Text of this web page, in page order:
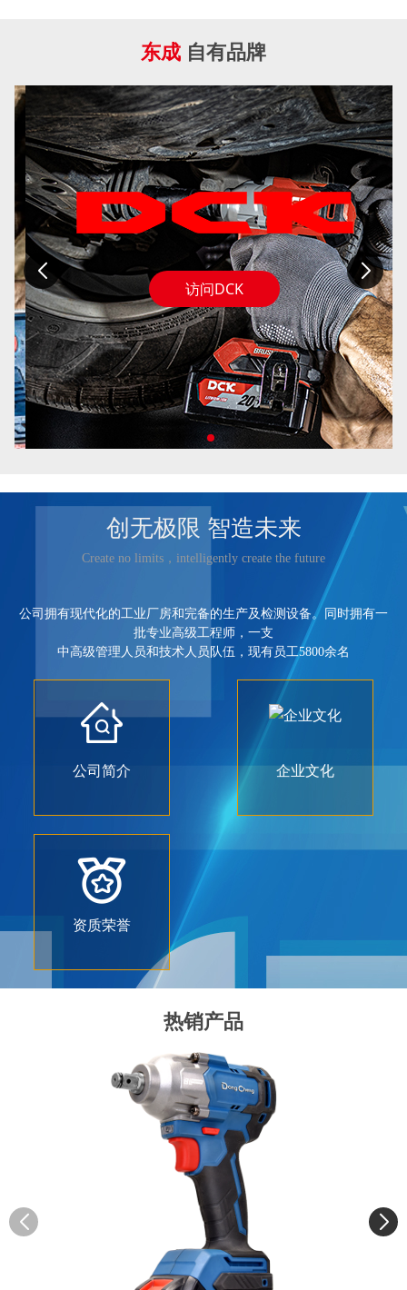
东成 自有品牌
访问DCK
创无极限 智造未来
Create no limits，intelligently create the future
公司拥有现代化的工业厂房和完备的生产及检测设备。同时拥有一
批专业高级工程师，一支
中高级管理人员和技术人员队伍，现有员工5800余名
公司简介 企业文化
资质荣誉
热销产品